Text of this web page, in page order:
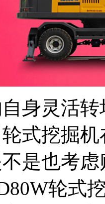
身灵活
式挖掘
是也考
轮式